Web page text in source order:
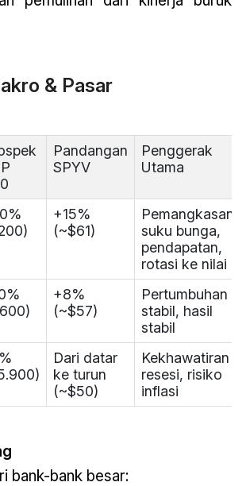
& Pasar
Pandangan
SPYV
Penggerak
Utama
+15%
(~$61)
Pemangkasan
suku bunga,
pendapatan,
rotasi ke nilai
+8%
(~$57)
Pertumbuhan
stabil, hasil
stabil
Dari datar
ke turun
(~$50)
Kekhawatiran
resesi, risiko
inflasi
bank-bank besar: